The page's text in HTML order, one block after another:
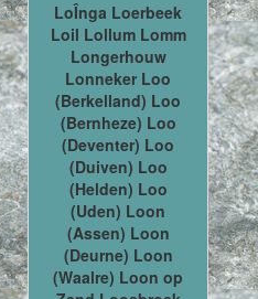
LoÎnga Loerbeek
Loil Lollum Lomm
Longerhouw
Lonneker Loo
(Berkelland) Loo
(Bernheze) Loo
(Deventer) Loo
(Duiven) Loo
(Helden) Loo
(Uden) Loon
(Assen) Loon
(Deurne) Loon
(Waalre) Loon op